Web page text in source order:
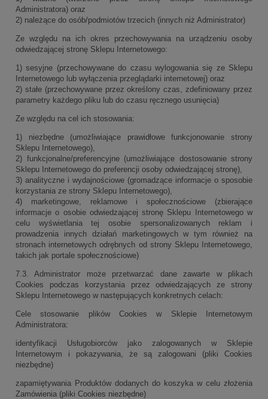
Administratora) oraz
2) należące do osób/podmiotów trzecich (innych niż Administrator)
Ze względu na ich okres przechowywania na urządzeniu osoby
odwiedzającej stronę Sklepu Internetowego:
1) sesyjne (przechowywane do czasu wylogowania się ze Sklepu
Internetowego lub wyłączenia przeglądarki internetowej) oraz
2) stałe (przechowywane przez określony czas, zdefiniowany przez
parametry każdego pliku lub do czasu ręcznego usunięcia)
Ze względu na cel ich stosowania:
1) niezbędne (umożliwiające prawidłowe funkcjonowanie strony
Sklepu Internetowego),
2) funkcjonalne/preferencyjne (umożliwiające dostosowanie strony
Sklepu Internetowego do preferencji osoby odwiedzającej stronę),
3) analityczne i wydajnościowe (gromadzące informacje o sposobie
korzystania ze strony Sklepu Internetowego),
4) marketingowe, reklamowe i społecznościowe (zbierające
informacje o osobie odwiedzającej stronę Sklepu Internetowego w
celu wyświetlania tej osobie spersonalizowanych reklam i
prowadzenia innych działań marketingowych w tym również na
stronach internetowych odrębnych od strony Sklepu Internetowego,
takich jak portale społecznościowe)
7.3. Administrator może przetwarzać dane zawarte w plikach
Cookies podczas korzystania przez odwiedzających ze strony
Sklepu Internetowego w następujących konkretnych celach:
Cele stosowanie plików Cookies w Sklepie Internetowym
Administratora:
identyfikacji Usługobiorców jako zalogowanych w Sklepie
Internetowym i pokazywania, że są zalogowani (pliki Cookies
niezbędne)
zapamiętywania Produktów dodanych do koszyka w celu złożenia
Zamówienia (pliki Cookies niezbędne)